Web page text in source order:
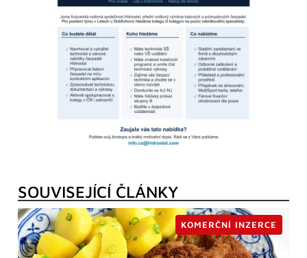
SOUVISEJÍCÍ ČLÁNKY
KOMERČNÍ INZERCE